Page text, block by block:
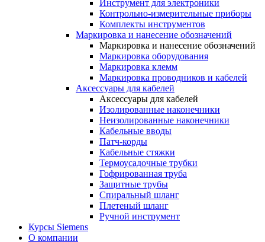
Инструмент для электроники
Контрольно-измерительные приборы
Комплекты инструментов
Маркировка и нанесение обозначений
Маркировка и нанесение обозначений
Маркировка оборудования
Маркировка клемм
Маркировка проводников и кабелей
Аксессуары для кабелей
Аксессуары для кабелей
Изолированные наконечники
Неизолированные наконечники
Кабельные вводы
Патч-корды
Кабельные стяжки
Термоусадочные трубки
Гофрированная труба
Защитные трубы
Спиральный шланг
Плетеный шланг
Ручной инструмент
Курсы Siemens
О компании